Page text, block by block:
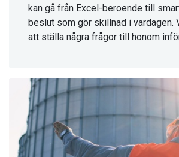
kan gå från Excel-beroende till
beslut som gör skillnad i vardagen.
att ställa några frågor till honom